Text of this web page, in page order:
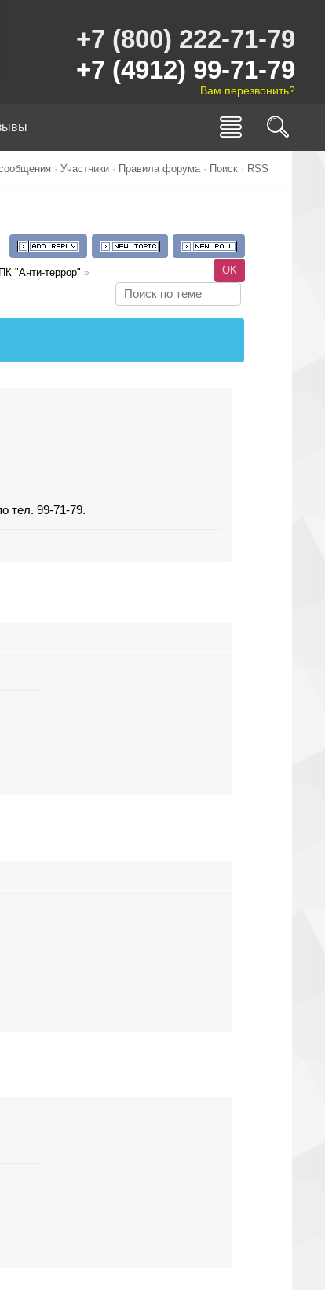
+7 (800) 222-71-79
+7 (4912) 99-71-79
Вам перезвонить?
· Участники · Правила форума· Поиск · RSS
"Анти-террор" »
тел. 99-71-79.